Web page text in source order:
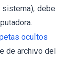
debe
ocultos
de archivo del